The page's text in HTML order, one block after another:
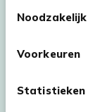
Noodzakelijk
Voorkeuren
Statistieken